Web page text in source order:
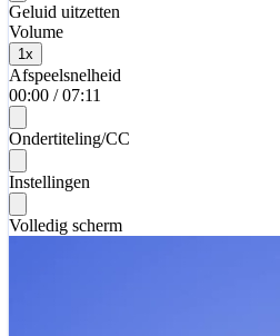
Geluid uitzetten
Volume
1 x
Afspeelsnelheid
00:00 / 07:11
Ondertiteling/CC
Instellingen
Volledig scherm